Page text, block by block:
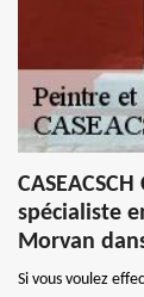
spécialiste
Morvan
Si vous voulez